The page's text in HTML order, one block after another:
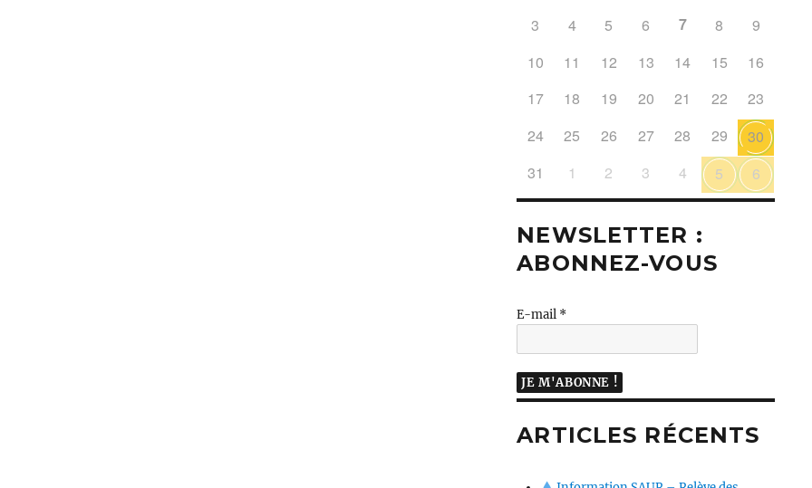
3
4 5 6 7 8
9
10
11 12 13 14 15
16
17
18 19 20 21 22
23
24
25 26 27 28 29
30
31
1 2 3 4 5 6
NEWSLETTER :
ABONNEZ-VOUS
E-mail *
ARTICLES RÉCENTS